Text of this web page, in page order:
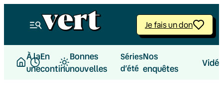
Je fais un don
À la
une
En
continu
Bonnes
nouvelles
Séries
d’été
Nos
enquêtes